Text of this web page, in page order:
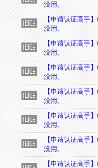
没用。
【申请认证高手
没用。
【申请认证高手
没用。
【申请认证高手
没用。
【申请认证高手
没用。
【申请认证高手
没用。
【申请认证高手
没用。
【申请认证高手